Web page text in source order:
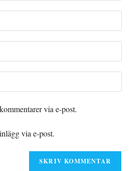
via e-post.
via e-post.